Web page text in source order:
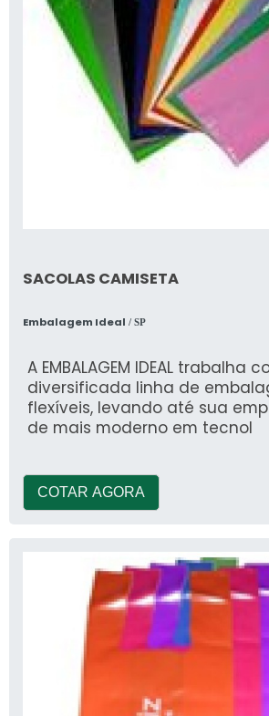
SACOLAS CAMISETA
Embalagem Ideal / SP
A EMBALAGEM IDEAL trabalha
diversificada linha de
flexíveis, levando até sua
de mais moderno em tecnol
COTAR AGORA